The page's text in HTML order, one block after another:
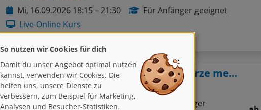
Mi, 16.09.2026 18:15 – 21:30
Für Anfänger geeignet
Live-Online Kurs
Schreiben, Kreatives Schreiben
mitMechthild Messer
Di, 22.09.2026 – Mo, 28.09.2026
Für Anfänger
ab
kannst, verwenden wir Cookies. Die
helfen uns, unsere Dienste zu
verbessern, zum Beispiel für Marketing,
Analysen und Besucher-Statistiken.